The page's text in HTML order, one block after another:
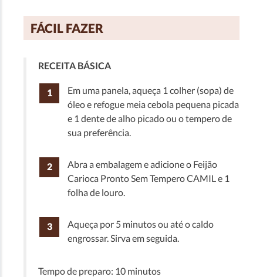
Valor energético 92 kcal
5%
Carboidratos
Gorduras totais
Gorduras saturadas
0%
Gorduras trans
0 g
0%
Fibra alimentar
6 g
24%
Ferro
1.7 mg 12%
FÁCIL FAZER
RECEITA BÁSICA
Em uma panela, aqueça 1 colher (sopa) de
óleo e refogue meia cebola pequena picada
e 1 dente de alho picado ou o tempero de
sua preferência.
Abra a embalagem e adicione o Feijão
Carioca Pronto Sem Tempero CAMIL e 1
folha de louro.
Aqueça por 5 minutos ou até o caldo
engrossar. Sirva em seguida.
Tempo de preparo: 10 minutos